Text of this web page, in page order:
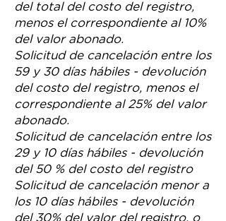
del total del costo del registro,
menos el correspondiente al 10%
del valor abonado.
Solicitud de cancelación entre los
59 y 30 días hábiles - devolución
del costo del registro, menos el
correspondiente al 25% del valor
abonado.
Solicitud de cancelación entre los
29 y 10 días hábiles - devolución
del 50 % del costo del registro
Solicitud de cancelación menor a
los 10 días hábiles - devolución
del 30% del valor del registro, o